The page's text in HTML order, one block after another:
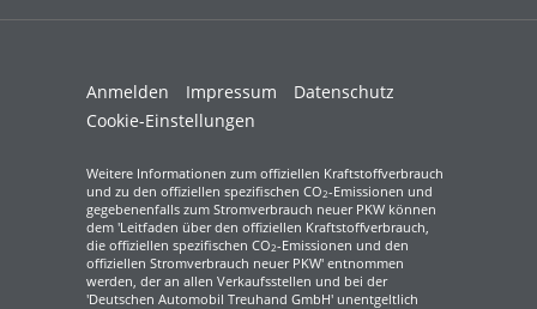
Anmelden Impressum
Datenschutz
Cookie-Einstellungen
Weitere Informationen zum offiziellen Kraftstoffverbrauch
und zu den offiziellen spezifischen CO2-Emissionen und
gegebenenfalls zum Stromverbrauch neuer PKW können
dem 'Leitfaden über den offiziellen Kraftstoffverbrauch,
die offiziellen spezifischen CO2-Emissionen und den
offiziellen Stromverbrauch neuer PKW' entnommen
werden, der an allen Verkaufsstellen und bei der
'Deutschen Automobil Treuhand GmbH' unentgeltlich